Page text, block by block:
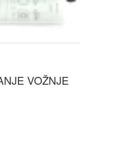
VOŽNJE